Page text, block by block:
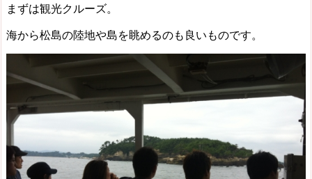
まずは観光クルーズ。
海から松島の陸地や島を眺めるのも良いものです。